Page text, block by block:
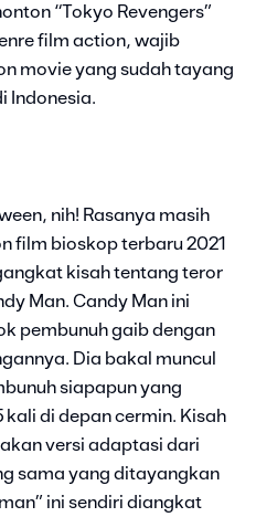
“Tokyo Revengers”
film action, wajib
movie yang sudah tayang
Indonesia.
nih! Rasanya masih
film bioskop terbaru 2021
kisah tentang teror
Man. Candy Man ini
pembunuh gaib dengan
Dia bakal muncul
siapapun yang
di depan cermin. Kisah
versi adaptasi dari
sama yang ditayangkan
ini sendiri diangkat